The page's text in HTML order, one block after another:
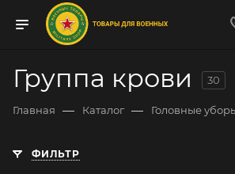
Группа крови 30
Главная — Каталог — Головные
ФИЛЬТР